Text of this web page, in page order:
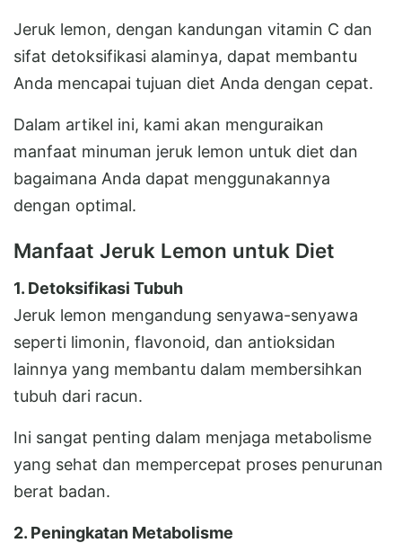
Jeruk lemon, dengan kandungan vitamin C dan
sifat detoksifikasi alaminya, dapat membantu
Anda mencapai tujuan diet Anda dengan cepat.
Dalam artikel ini, kami akan menguraikan
manfaat minuman jeruk lemon untuk diet dan
bagaimana Anda dapat menggunakannya
dengan optimal.
Manfaat Jeruk Lemon untuk Diet
1. Detoksifikasi Tubuh
Jeruk lemon mengandung senyawa-senyawa
seperti limonin, flavonoid, dan antioksidan
lainnya yang membantu dalam membersihkan
tubuh dari racun.
Ini sangat penting dalam menjaga metabolisme
yang sehat dan mempercepat proses penurunan
berat badan.
2. Peningkatan Metabolisme